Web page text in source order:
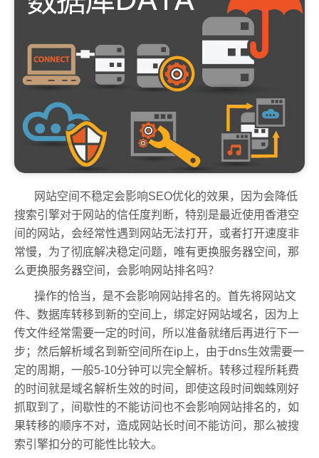
网站空间不稳定会影响SEO优化的效果，因为会降低
搜索引擎对于网站的信任度判断，特别是最近使用香港空
间的网站，会经常性遇到网站无法打开，或者打开速度非
常慢，为了彻底解决稳定问题，唯有更换服务器空间，那
么更换服务器空间，会影响网站排名吗？
操作的恰当，是不会影响网站排名的。首先将网站文
件、数据库转移到新的空间上，绑定好网站域名，因为上
传文件经常需要一定的时间，所以准备就绪后再进行下一
步；然后解析域名到新空间所在ip上，由于dns生效需要一
定的周期，一般5-10分钟可以完全解析。转移过程所耗费
的时间就是域名解析生效的时间，即使这段时间蜘蛛刚好
抓取到了，间歇性的不能访问也不会影响网站排名的，如
果转移的顺序不对，造成网站长时间不能访问，那么被搜
索引擎扣分的可能性比较大。